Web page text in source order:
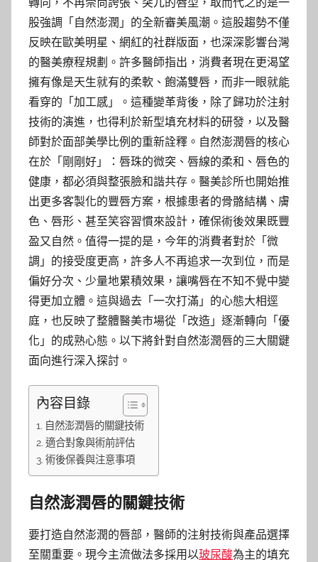
轉向，不再崇尚誇張、突兀的唇型，取而代之的是一
股強調「自然澎潤」的全新審美風潮。這股趨勢不僅
反映在歐美明星、網紅的社群版面，也深深影響台灣
的醫美療程規劃。許多醫師指出，消費者現在更渴望
擁有像是天生就有的柔軟、飽滿雙唇，而非一眼就能
看穿的「加工感」。這種變革背後，除了歸功於注射
技術的演進，也得利於新型填充材料的研發，以及醫
師對於面部美學比例的重新詮釋。自然澎潤唇的核心
在於「剛剛好」：唇珠的微突、唇線的柔和、唇色的
健康，都必須與整張臉和諧共存。醫美診所也開始推
出更多客製化的豐唇方案，根據患者的骨骼結構、膚
色、唇形、甚至笑容習慣來設計，確保術後效果既豐
盈又自然。值得一提的是，今年的消費者對於「微
調」的接受度更高，許多人不再追求一次到位，而是
偏好分次、少量地累積效果，讓嘴唇在不知不覺中變
得更加立體。這與過去「一次打滿」的心態大相逕
庭，也反映了整體醫美市場從「改造」逐漸轉向「優
化」的成熟心態。以下將針對自然澎潤唇的三大關鍵
面向進行深入探討。
內容目錄
自然澎潤唇的關鍵技術
適合對象與術前評估
術後保養與注意事項
自然澎潤唇的關鍵技術
要打造自然澎潤的唇部，醫師的注射技術與產品選擇
至關重要。現今主流做法多採用以玻尿酸為主的填充